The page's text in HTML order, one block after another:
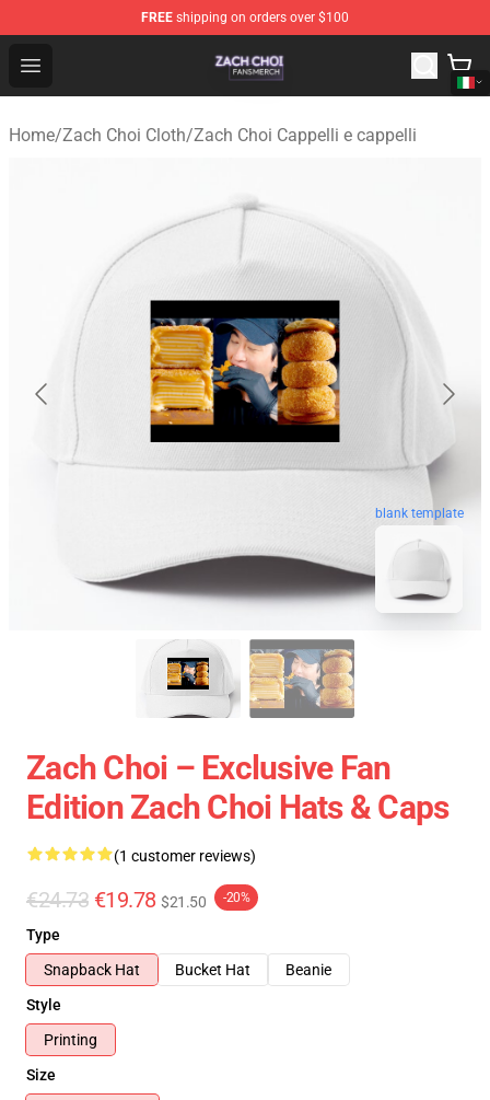
FREE shipping on orders over $100
Open menu
Zach Choi Shop - Official Zach Choi Merchandise Store
Home/Zach Choi Cloth/Zach Choi Cappelli e cappelli
blank template
Zach Choi – Exclusive Fan
Edition Zach Choi Hats & Caps
(1 customer reviews)
€24.73 €19.78 $21.50 -20%
Type
Snapback Hat
Bucket Hat
Beanie
Style
Printing
Size